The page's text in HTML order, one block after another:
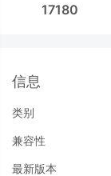
17180
信息
类别
兼容性
最新版本